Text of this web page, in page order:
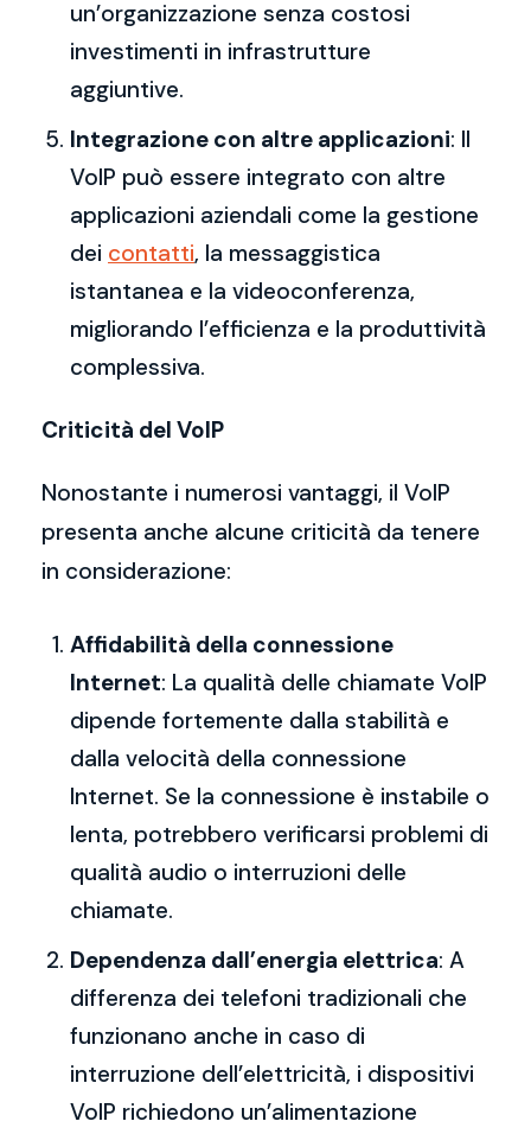
un’organizzazione senza costosi
investimenti in infrastrutture
aggiuntive.
Integrazione con altre applicazioni: Il
VoIP può essere integrato con altre
applicazioni aziendali come la gestione
dei contatti, la messaggistica
istantanea e la videoconferenza,
migliorando l’efficienza e la produttività
complessiva.
Criticità del VoIP
Nonostante i numerosi vantaggi, il VoIP
presenta anche alcune criticità da tenere
in considerazione:
Affidabilità della connessione
Internet: La qualità delle chiamate VoIP
dipende fortemente dalla stabilità e
dalla velocità della connessione
Internet. Se la connessione è instabile o
lenta, potrebbero verificarsi problemi di
qualità audio o interruzioni delle
chiamate.
Dependenza dall’energia elettrica: A
differenza dei telefoni tradizionali che
funzionano anche in caso di
interruzione dell’elettricità, i dispositivi
VoIP richiedono un’alimentazione